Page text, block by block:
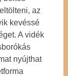
az
kevéssé
A vidék
nyújthat